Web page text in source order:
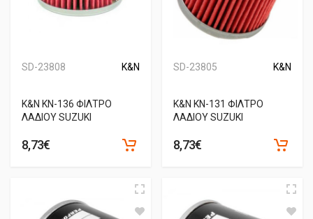
SD-23808 K&N
Κ&Ν ΚΝ-136 ΦΙΛΤΡΟ
ΛΑΔΙΟΥ SUZUKI
8,73€
SD-23805 K&N
Κ&Ν ΚΝ-131 ΦΙΛΤΡΟ
ΛΑΔΙΟΥ SUZUKI
8,73€